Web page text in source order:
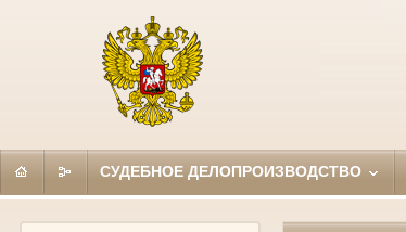
СУДЕБНОЕ ДЕЛОПРОИЗВОДСТВО